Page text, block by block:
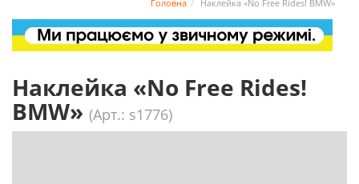
Головна Наклейка «No Free Rides! BMW»
Наклейка «No Free Rides!
BMW» (Арт.: s1776)